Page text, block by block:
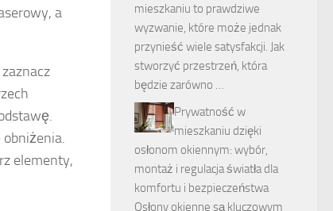
a
elementy,
mieszkaniu to prawdziwe
wyzwanie, które może jednak
przynieść wiele satysfakcji. Jak
stworzyć przestrzeń, która
będzie zarówno …
Prywatność w
mieszkaniu dzięki
osłonom okiennym: wybór,
montaż i regulacja światła dla
komfortu i bezpieczeństwa
Osłony okienne są kluczowym